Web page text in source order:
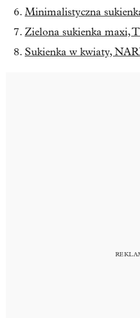
Minimalistyczna
Zielona sukienka maxi,
Sukienka w kwiaty,